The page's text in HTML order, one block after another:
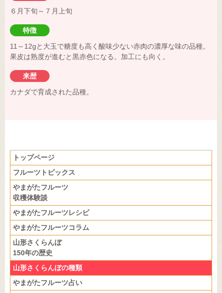
６月下旬～７月上旬
特徴
11～12gと大玉で糖度も高く酸味少ない赤肉の濃厚な味の品種。
果皮は熟度が進むと黒赤色になる。加工にも向く。
来歴
カナダで育成された品種。
トップページ
フルーツトピックス
やまがたフルーツ
収穫体験談
やまがたフルーツレシピ
やまがたフルーツコラム
山形さくらんぼ
150年の歴史
山形さくらんぼの種類
やまがたフルーツ占い